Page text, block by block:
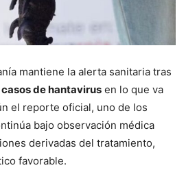
mantiene la alerta sanitaria tras
de hantavirus en lo que va
el reporte oficial, uno de los
bajo observación médica
derivadas del tratamiento,
favorable.